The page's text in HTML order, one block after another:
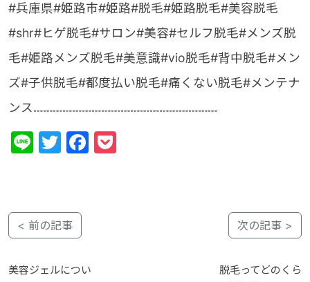
#兵庫県#姫路市#姫路#脱毛#姫路脱毛#美容脱毛
#shr#ヒゲ脱毛#サロン#美容#セルフ脱毛#メンズ脱
毛#姫路メンズ脱毛#美意識#vio脱毛#背中脱毛#メン
ズ#子供脱毛#都度払い脱毛#痛くない脱毛#メンテナ
ンス𓏧𓏧𓏧𓏧𓏧𓏧𓏧𓏧𓏧𓏧𓏧𓏧𓏧𓏧𓏧𓏧𓏧𓏧𓏧
LineTwitterFacebook
< 前の記事
美容ジェルについ
次の記事 >
脱毛ってどのくら